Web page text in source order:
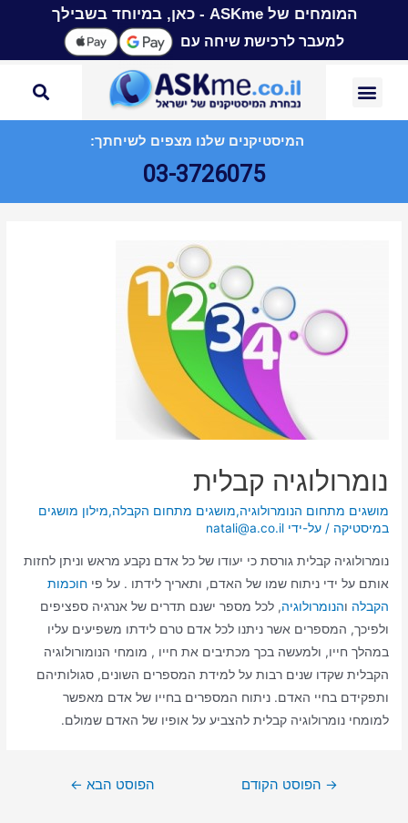
המומחים של ASKme - כאן, במיוחד בשבילך
למעבר לרכישת שיחה עם
המיסטיקנים שלנו מצפים לשיחתך:
03-3726075
נומרולוגיה קבלית
מושגים מתחום הנומרולוגיה,מושגים מתחום הקבלה,מילון מושגים
במיסטיקה / על-ידי natali@a.co.il
נומרולוגיה קבלית גורסת כי יעודו של כל אדם נקבע מראש וניתן לחזות
אותם על ידי ניתוח שמו של האדם, ותאריך לידתו . על פיחוכמות
הקבלה והנומרולוגיה, לכל מספר ישנם תדרים של אנרגיה ספציפים
ולפיכך, המספרים אשר ניתנו לכל אדם טרם לידתו משפיעים עליו
במהלך חייו, ולמעשה בכך מכתיבים את חייו , מומחי הנומורולוגיה
הקבלית שקדו שנים רבות על למידת המספרים השונים, סגולותיהם
ותפקידם בחיי האדם. ניתוח המספרים בחייו של אדם מאפשר
למומחי נומרולוגיה קבלית להצביע על אופיו של האדם שמולם.
→ הפוסט הקודם הפוסט הבא ←